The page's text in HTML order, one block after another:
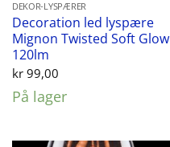
DEKOR-LYSPÆRER
Decoration led lyspære
Mignon Twisted Soft Glow
120lm
kr99,00
På lager